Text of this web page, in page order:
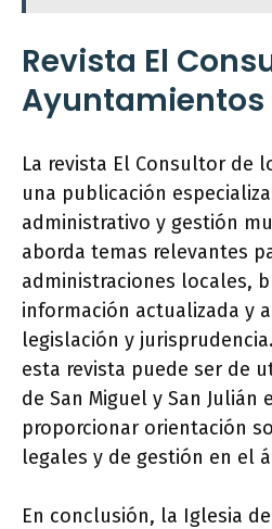
Revista El
Ayuntamientos
La revista El Consultor de
una publicación
administrativo y gestión
aborda temas relevantes
administraciones locales,
información actualizada y
legislación y
esta revista puede ser de
de San Miguel y San Julián
proporcionar orientación
legales y de gestión en el
En conclusión, la Iglesia